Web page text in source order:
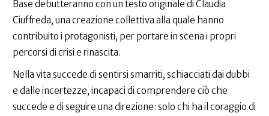
Base debutteranno con un testo originale di Claudia
Ciuffreda, una creazione collettiva alla quale hanno
contribuito i protagonisti, per portare in scena i propri
percorsi di crisi e rinascita.
Nella vita succede di sentirsi smarriti, schiacciati dai dubbi
e dalle incertezze, incapaci di comprendere ciò che
succede e di seguire una direzione: solo chi ha il coraggio di